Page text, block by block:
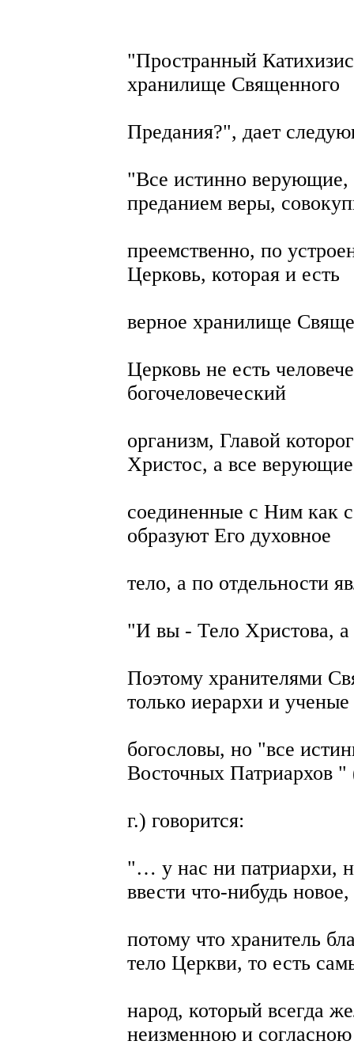
"Пространный
хранилище Священного
Предания?", дает
"Все истинно
преданием веры,
преемственно, по
Церковь, которая и есть
верное хранилище
Церковь не есть
богочеловеческий
организм, Главой
Христос, а все
соединенные с Ним как
образуют Его духовное
тело, а по отдельности
"И вы - Тело Христова,
Поэтому хранителями
только иерархи и ученые
богословы, но "все
Восточных Патриархов "
г.) говорится:
"… у нас ни патриархи,
ввести что-нибудь новое,
потому что хранитель
тело Церкви, то есть
народ, который всегда
неизменною и